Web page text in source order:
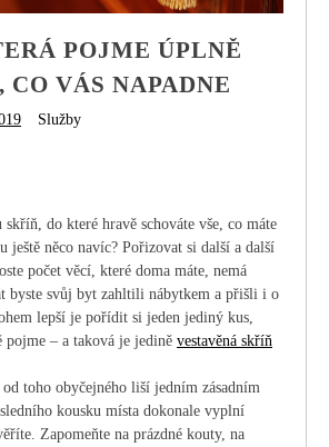
POJME ÚPLNĚ
CO VÁS NAPADNE
Služby
skříň, do které hravě schováte vše, co máte
ještě něco navíc? Pořizovat si další a další
počet věcí, které doma máte, nemá
byste svůj byt zahltili nábytkem a přišli i o
lepší je pořídit si jeden jediný kus,
pojme – a taková je jedině vestavěná skříň
toho obyčejného liší jedním zásadním
kousku místa dokonale vyplní
Zapomeňte na prázdné kouty, na